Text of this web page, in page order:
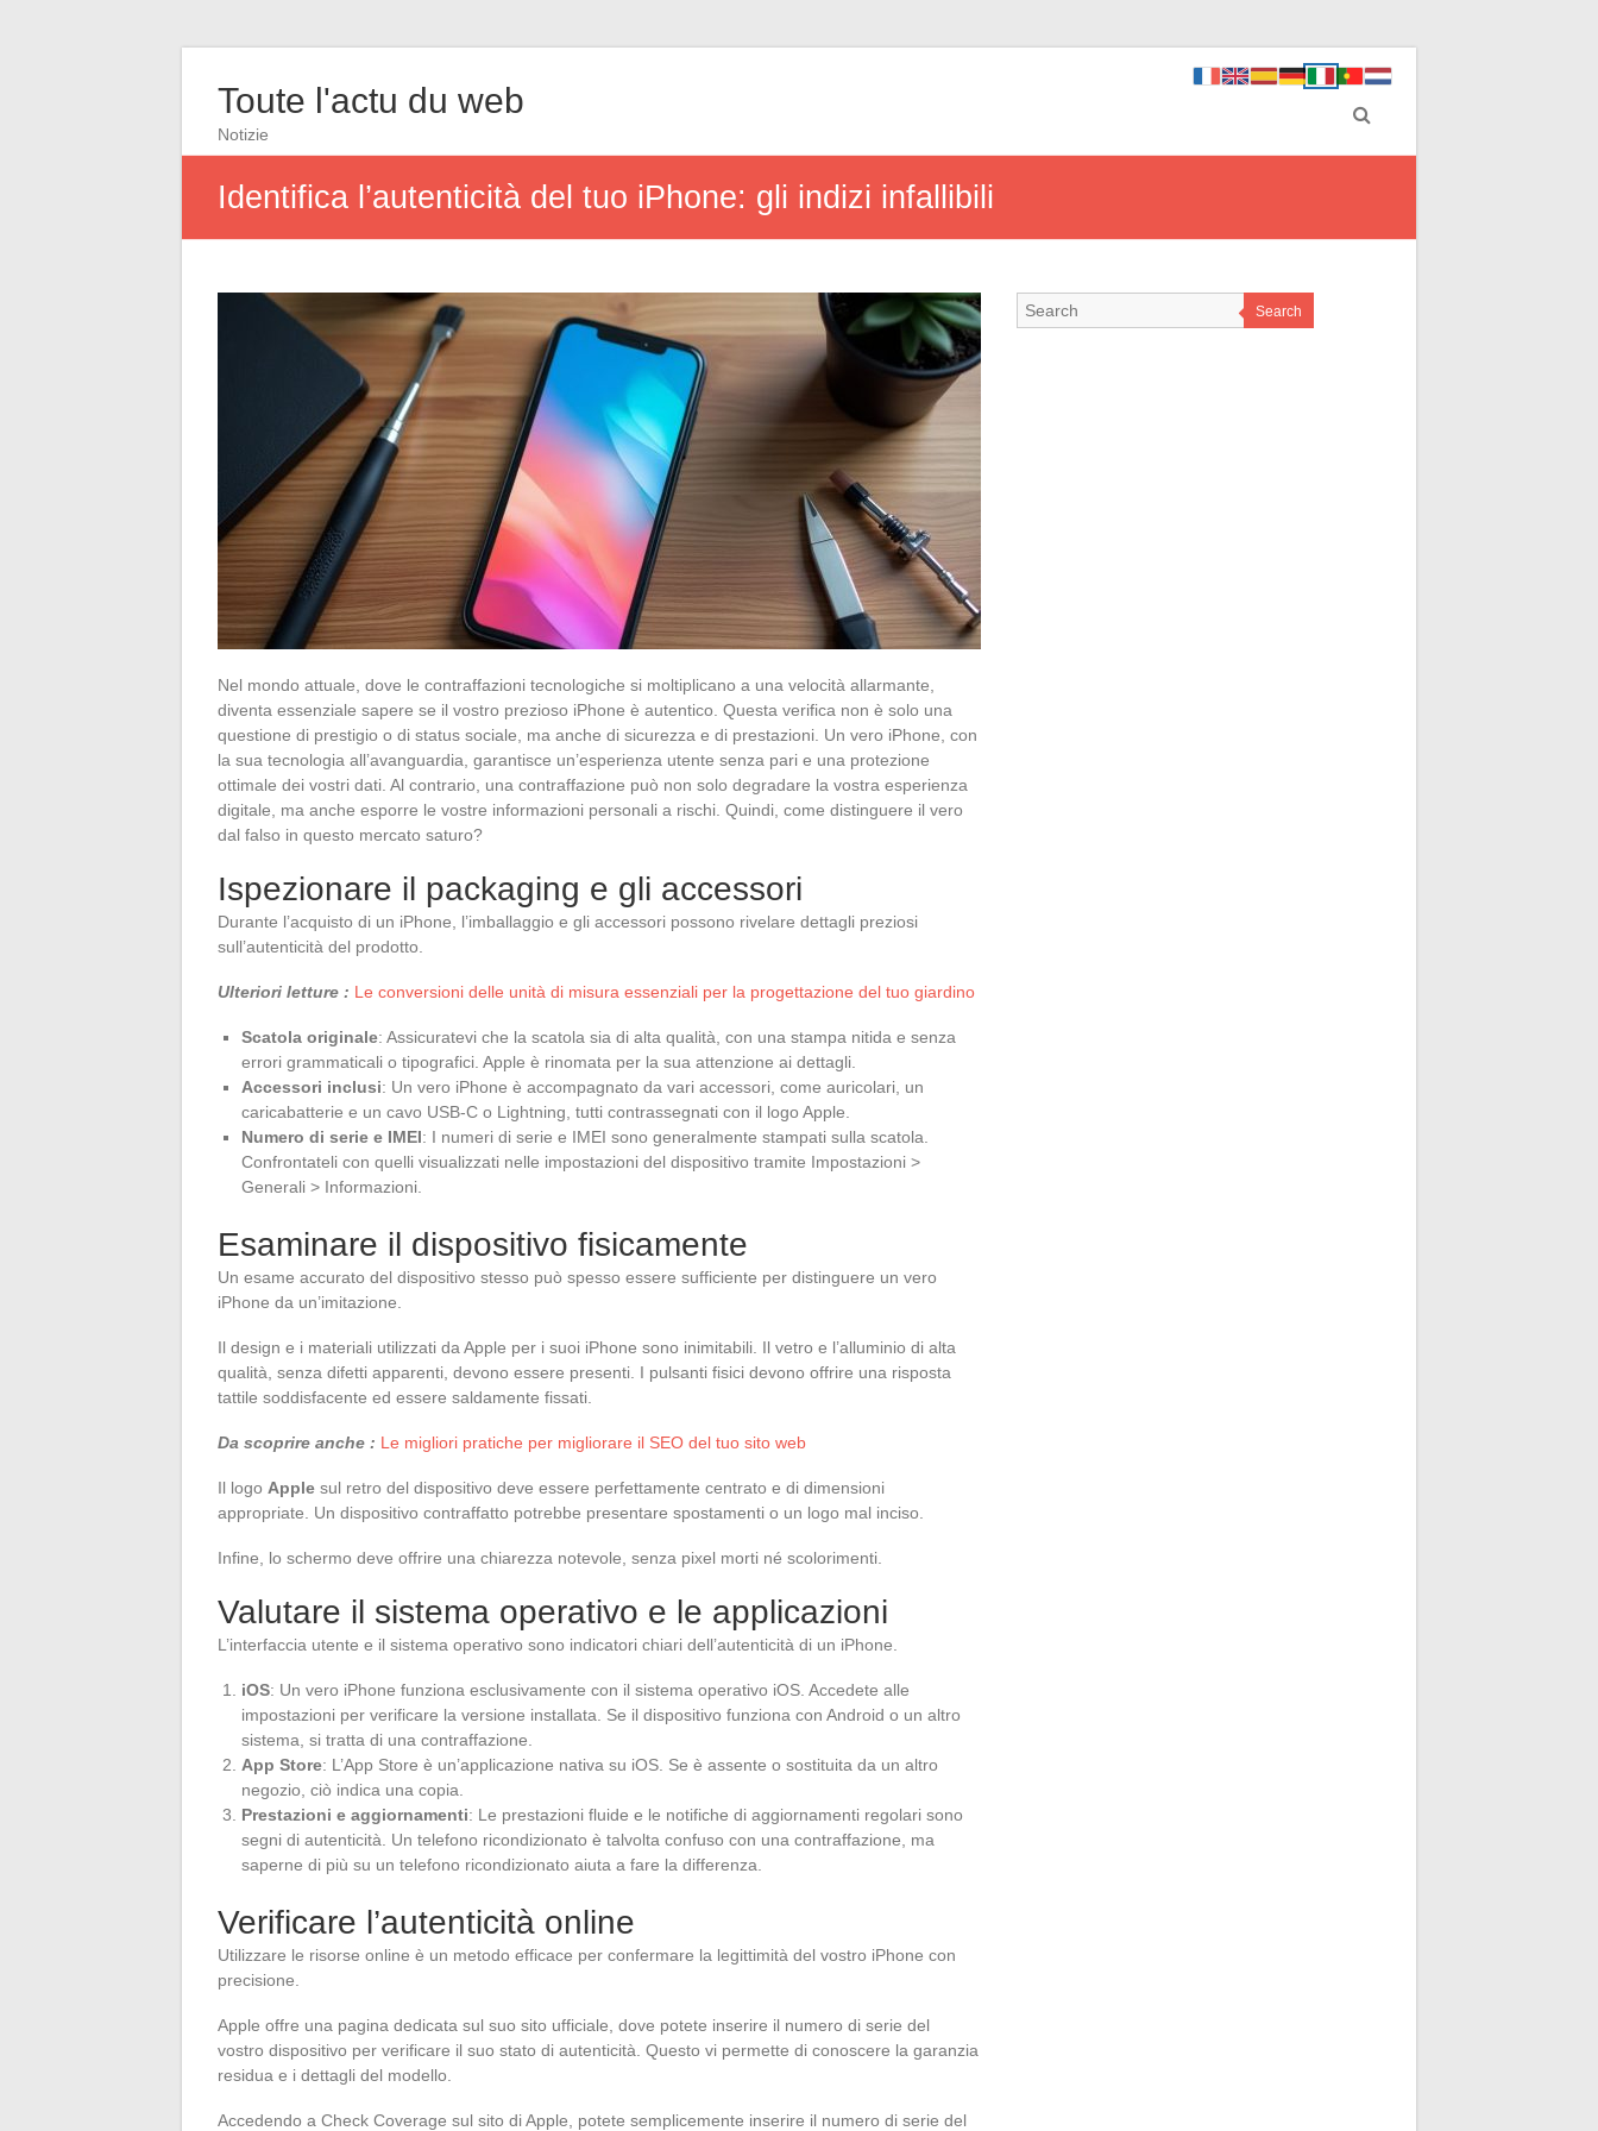
Toute l'actu du web
Notizie
Identifica l’autenticità del tuo iPhone: gli indizi infallibili
Nel mondo attuale, dove le contraffazioni tecnologiche si moltiplicano a una velocità allarmante,
diventa essenziale sapere se il vostro prezioso iPhone è autentico. Questa verifica non è solo una
questione di prestigio o di status sociale, ma anche di sicurezza e di prestazioni. Un vero iPhone, con
la sua tecnologia all’avanguardia, garantisce un’esperienza utente senza pari e una protezione
ottimale dei vostri dati. Al contrario, una contraffazione può non solo degradare la vostra esperienza
digitale, ma anche esporre le vostre informazioni personali a rischi. Quindi, come distinguere il vero
dal falso in questo mercato saturo?
Ispezionare il packaging e gli accessori
Durante l’acquisto di un iPhone, l’imballaggio e gli accessori possono rivelare dettagli preziosi
sull’autenticità del prodotto.
Ulteriori letture : Le conversioni delle unità di misura essenziali per la progettazione del tuo giardino
Scatola originale: Assicuratevi che la scatola sia di alta qualità, con una stampa nitida e senza
errori grammaticali o tipografici. Apple è rinomata per la sua attenzione ai dettagli.
Accessori inclusi: Un vero iPhone è accompagnato da vari accessori, come auricolari, un
caricabatterie e un cavo USB-C o Lightning, tutti contrassegnati con il logo Apple.
Numero di serie e IMEI: I numeri di serie e IMEI sono generalmente stampati sulla scatola.
Confrontateli con quelli visualizzati nelle impostazioni del dispositivo tramite Impostazioni >
Generali > Informazioni.
Esaminare il dispositivo fisicamente
Un esame accurato del dispositivo stesso può spesso essere sufficiente per distinguere un vero
iPhone da un’imitazione.
Il design e i materiali utilizzati da Apple per i suoi iPhone sono inimitabili. Il vetro e l’alluminio di alta
qualità, senza difetti apparenti, devono essere presenti. I pulsanti fisici devono offrire una risposta
tattile soddisfacente ed essere saldamente fissati.
Da scoprire anche : Le migliori pratiche per migliorare il SEO del tuo sito web
Il logo Apple sul retro del dispositivo deve essere perfettamente centrato e di dimensioni
appropriate. Un dispositivo contraffatto potrebbe presentare spostamenti o un logo mal inciso.
Infine, lo schermo deve offrire una chiarezza notevole, senza pixel morti né scolorimenti.
Valutare il sistema operativo e le applicazioni
L’interfaccia utente e il sistema operativo sono indicatori chiari dell’autenticità di un iPhone.
iOS: Un vero iPhone funziona esclusivamente con il sistema operativo iOS. Accedete alle
impostazioni per verificare la versione installata. Se il dispositivo funziona con Android o un altro
sistema, si tratta di una contraffazione.
App Store: L’App Store è un’applicazione nativa su iOS. Se è assente o sostituita da un altro
negozio, ciò indica una copia.
Prestazioni e aggiornamenti: Le prestazioni fluide e le notifiche di aggiornamenti regolari sono
segni di autenticità. Un telefono ricondizionato è talvolta confuso con una contraffazione, ma
saperne di più su un telefono ricondizionato aiuta a fare la differenza.
Verificare l’autenticità online
Utilizzare le risorse online è un metodo efficace per confermare la legittimità del vostro iPhone con
precisione.
Apple offre una pagina dedicata sul suo sito ufficiale, dove potete inserire il numero di serie del
vostro dispositivo per verificare il suo stato di autenticità. Questo vi permette di conoscere la garanzia
residua e i dettagli del modello.
Accedendo a Check Coverage sul sito di Apple, potete semplicemente inserire il numero di serie del
Search